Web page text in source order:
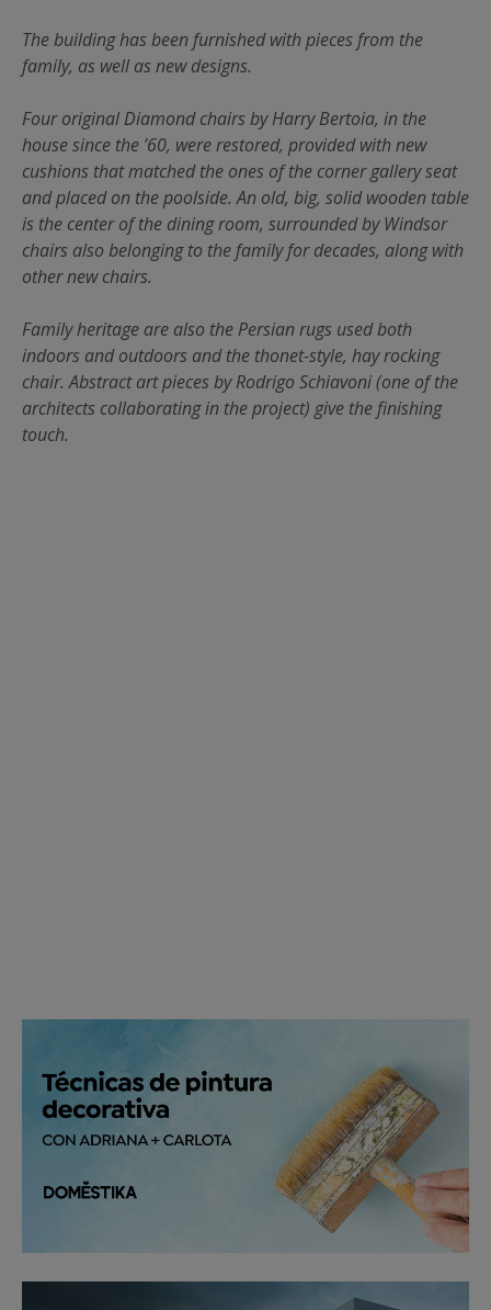
The building has been furnished with pieces from the
family, as well as new designs.
Four original Diamond chairs by Harry Bertoia, in the
house since the ’60, were restored, provided with new
cushions that matched the ones of the corner gallery seat
and placed on the poolside. An old, big, solid wooden table
is the center of the dining room, surrounded by Windsor
chairs also belonging to the family for decades, along with
other new chairs.
Family heritage are also the Persian rugs used both
indoors and outdoors and the thonet-style, hay rocking
chair. Abstract art pieces by Rodrigo Schiavoni (one of the
architects collaborating in the project) give the finishing
touch.